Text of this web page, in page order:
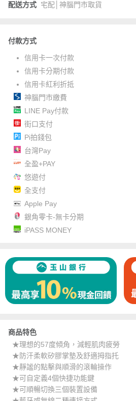
配送方式 宅配│神腦門市取貨
付款方式
信用卡一次付款
信用卡分期付款
信用卡紅利折抵
神腦門市繳費
LINE Pay付款
街口支付
Pi拍錢包
台灣Pay
全盈+PAY
悠遊付
全支付
Apple Pay
銀角零卡-無卡分期
iPASS MONEY
商品特色
★理想的57度傾角，減輕肌肉疲勞
★防汗柔軟矽膠掌墊及舒適拇指托
★靜謐的點擊與順滑的滾輪操作
★可自定義4個快捷功能鍵
★可順暢切換三個裝置設備